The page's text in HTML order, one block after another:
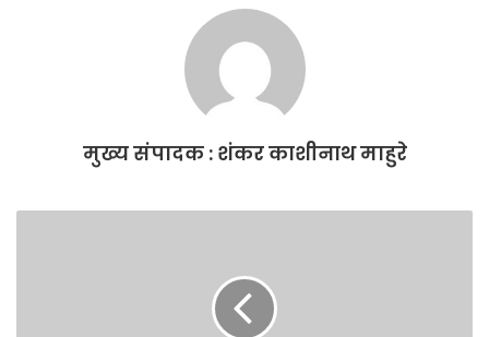
s
A
p
p
e
मुख्य संपादक : शंकर काशीनाथ माहुरे